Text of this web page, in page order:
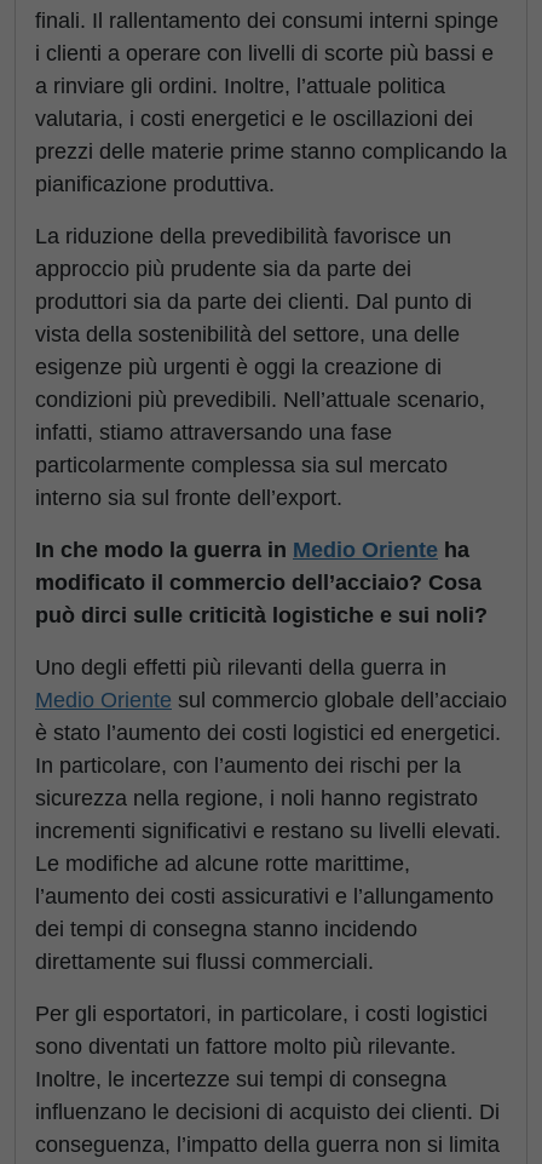
finali. Il rallentamento dei consumi interni spinge
i clienti a operare con livelli di scorte più bassi e
a rinviare gli ordini. Inoltre, l’attuale politica
valutaria, i costi energetici e le oscillazioni dei
prezzi delle materie prime stanno complicando la
pianificazione produttiva.
La riduzione della prevedibilità favorisce un
approccio più prudente sia da parte dei
produttori sia da parte dei clienti. Dal punto di
vista della sostenibilità del settore, una delle
esigenze più urgenti è oggi la creazione di
condizioni più prevedibili. Nell’attuale scenario,
infatti, stiamo attraversando una fase
particolarmente complessa sia sul mercato
interno sia sul fronte dell’export.
In che modo la guerra in Medio Oriente ha
modificato il commercio dell’acciaio? Cosa
può dirci sulle criticità logistiche e sui noli?
Uno degli effetti più rilevanti della guerra in
Medio Oriente sul commercio globale dell’acciaio
è stato l’aumento dei costi logistici ed energetici.
In particolare, con l’aumento dei rischi per la
sicurezza nella regione, i noli hanno registrato
incrementi significativi e restano su livelli elevati.
Le modifiche ad alcune rotte marittime,
l’aumento dei costi assicurativi e l’allungamento
dei tempi di consegna stanno incidendo
direttamente sui flussi commerciali.
Per gli esportatori, in particolare, i costi logistici
sono diventati un fattore molto più rilevante.
Inoltre, le incertezze sui tempi di consegna
influenzano le decisioni di acquisto dei clienti. Di
conseguenza, l’impatto della guerra non si limita